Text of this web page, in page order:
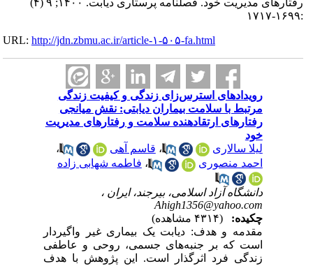
رفتارهای مدیریت خود. فصلنامه پرستاری دیابت. ۱۴۰۰; ۹ (۴)
URL:http://jdn.zbmu.ac.ir/article-۱-۵۰۵-fa.html
رویدادهای استرس‌زای زندگی و کیفیت زندگی
مرتبط با سلامت بیماران دیابتی: نقش میانجی
رفتارهای ارتقادهنده سلامت و رفتارهای مدیریت
خود
لیلا سالاری
،قاسم آهی
،
احمد منصوری
،فاطمه شهابی زاده
دانشگاه آزاد اسلامی، بیرجند، ایران ،
Ahigh1356@yahoo.com
چکیده:
مقدمه و هدف: دیابت یک بیماری غیر واگیردار
است که بر جنبه‌های جسمی، روحی و عاطفی
زندگی فرد اثرگذار است. این پژوهش با هدف